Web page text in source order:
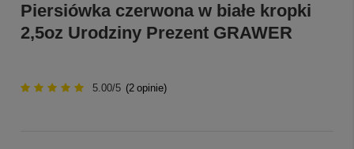
Piersiówka czerwona w białe kropki
2,5oz Urodziny Prezent GRAWER
5.00/5 (2 opinie)